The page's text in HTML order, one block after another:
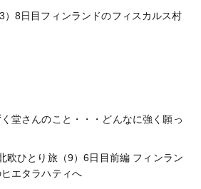
）8日目フィンランドのフィスカルス村
く堂さんのこと・・・どんなに強く願っ
欧ひとり旅（9）6日目前編 フィンラン
ヒエタラハティへ